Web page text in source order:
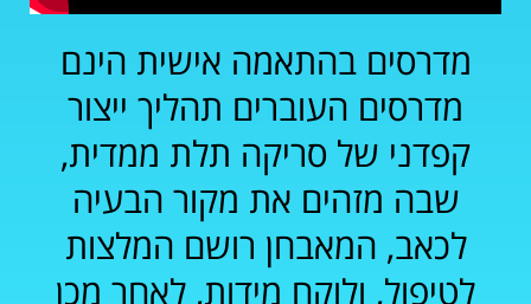
מדרסים בהתאמה אישית הינם
מדרסים העוברים תהליך ייצור
קפדני של סריקה תלת ממדית,
שבה מזהים את מקור הבעיה
לכאב, המאבחן רושם המלצות
לטיפול, ולוקח מידות, לאחר מכן